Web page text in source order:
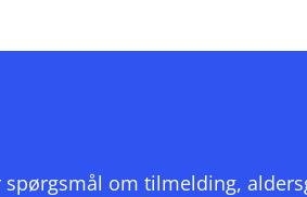
om tilmelding,